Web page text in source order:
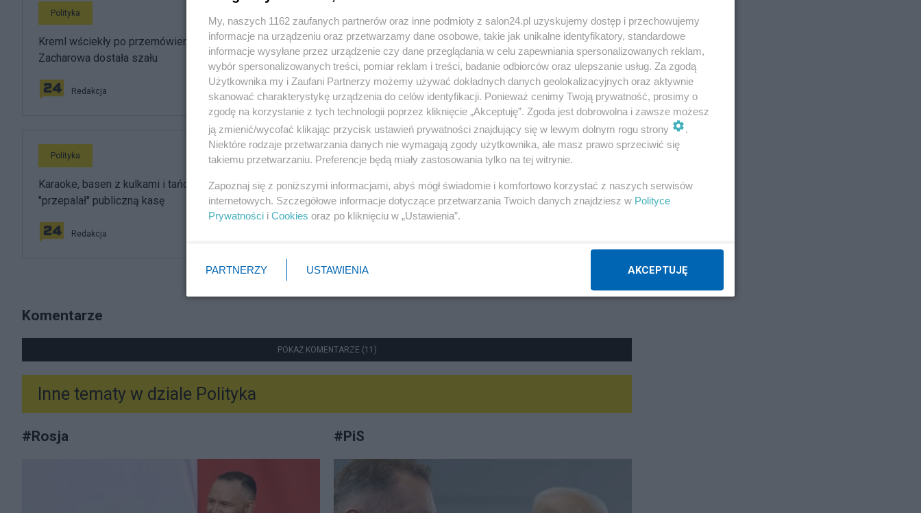
Polityka
Kreml wściekły po przemówieniu Nawrockiego.
Zacharowa dostała szału
Redakcja
PiS odkrywa karty. Demografia, mieszkania, ETS,
deportacje Ukraińców i rozliczenia
Redakcja
Polityka
Karaoke, basen z kulkami i tańce hulańce. Tak resort
"przepalał" publiczną kasę
Redakcja
Polityka
Rok z Nawrockim. Głośne weta, sojusz z USA i powrót
do Trójmorza
Komentarze
POKAŻ KOMENTARZE (11)
Inne tematy w dziale Polityka
#Rosja #PiS
My, naszych 1162 zaufanych partnerów oraz inne podmioty z salon24.pl uzyskujemy dostęp i przechowujemy
informacje na urządzeniu oraz przetwarzamy dane osobowe, takie jak unikalne identyfikatory, standardowe
informacje wysyłane przez urządzenie czy dane przeglądania w celu zapewniania spersonalizowanych reklam,
wybór spersonalizowanych treści, pomiar reklam i treści, badanie odbiorców oraz ulepszanie usług. Za zgodą
Użytkownika my i Zaufani Partnerzy możemy używać dokładnych danych geolokalizacyjnych oraz aktywnie
skanować charakterystykę urządzenia do celów identyfikacji. Ponieważ cenimy Twoją prywatność, prosimy o
zgodę na korzystanie z tych technologii poprzez kliknięcie „Akceptuję”. Zgoda jest dobrowolna i zawsze możesz
ją zmienić/wycofać klikając przycisk ustawień prywatności znajdujący się w lewym dolnym rogu strony
Niektóre rodzaje przetwarzania danych nie wymagają zgody użytkownika, ale masz prawo sprzeciwić się
takiemu przetwarzaniu. Preferencje będą miały zastosowania tylko na tej witrynie.
Zapoznaj się z poniższymi informacjami, abyś mógł świadomie i komfortowo korzystać z naszych serwisów
internetowych. Szczegółowe informacje dotyczące przetwarzania Twoich danych znajdziesz w Polityce
Prywatności i Cookies oraz po kliknięciu w „Ustawienia”.
PARTNERZY USTAWIENIA AKCEPTUJĘ